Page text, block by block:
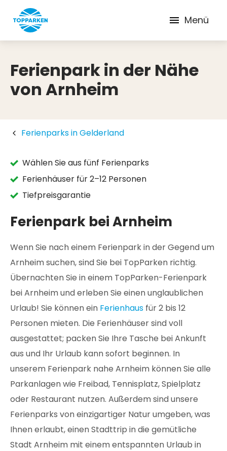
Menü
Ferienpark in der Nähe
von Arnheim
Ferienparks in Gelderland
Wählen Sie aus fünf Ferienparks
Ferienhäuser für 2–12 Personen
Tiefpreisgarantie
Ferienpark bei Arnheim
Wenn Sie nach einem Ferienpark in der Gegend um
Arnheim suchen, sind Sie bei TopParken richtig.
Übernachten Sie in einem TopParken-Ferienpark
bei Arnheim und erleben Sie einen unglaublichen
Urlaub! Sie können ein Ferienhaus für 2 bis 12
Personen mieten. Die Ferienhäuser sind voll
ausgestattet; packen Sie Ihre Tasche bei Ankunft
aus und Ihr Urlaub kann sofort beginnen. In
unserem Ferienpark nahe Arnheim können Sie alle
Parkanlagen wie Freibad, Tennisplatz, Spielplatz
oder Restaurant nutzen. Außerdem sind unsere
Ferienparks von einzigartiger Natur umgeben, was
Ihnen erlaubt, einen Stadttrip in die gemütliche
Stadt Arnheim mit einem entspannten Urlaub in